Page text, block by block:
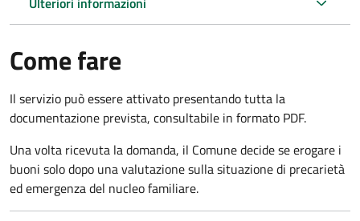
Come fare
Il servizio può essere attivato presentando tutta la
documentazione prevista, consultabile in formato PDF.
Una volta ricevuta la domanda, il Comune decide se erogare i
buoni solo dopo una valutazione sulla situazione di precarietà
ed emergenza del nucleo familiare.